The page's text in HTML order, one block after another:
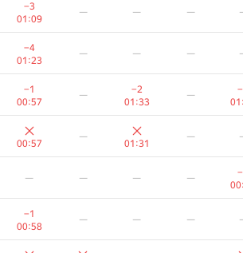
−3
01:09
— — —
−4
01:23
— — —
−1
00:57
—
−2
01:33
—
00:57
—
01:31
—
— — — —
−1
00:58
— — —